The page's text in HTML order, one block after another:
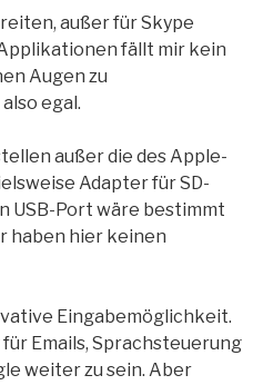
außer für Skype
fällt mir kein
Augen zu
egal.
außer die des Apple-
Adapter für SD-
USB-Port wäre bestimmt
haben hier keinen
Eingabemöglichkeit.
Emails, Sprachsteuerung
weiter zu sein. Aber